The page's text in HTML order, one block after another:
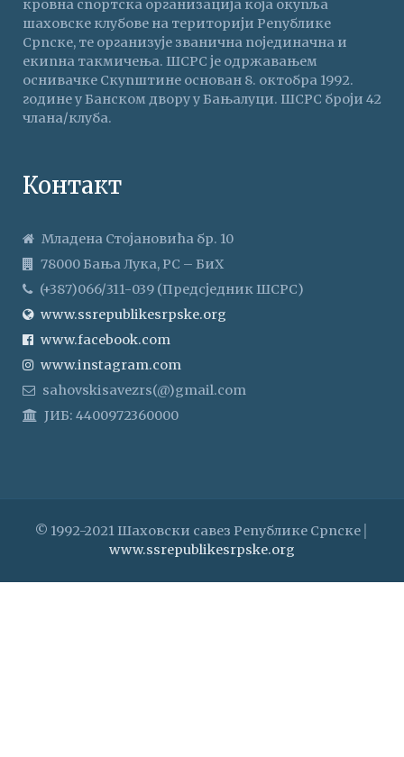
кровна спортска организација која окупља
шаховске клубове на територији Републике
Српске, те организује званична појединачна и
екипна такмичења. ШСРС је одржавањем
оснивачке Скупштине основан 8. октобра 1992.
године у Банском двору у Бањалуци. ШСРС броји 42
члана/клуба.
Контакт
Младена Стојановића бр. 10
78000 Бања Лука, РС – БиХ
(+387)066/311-039 (Предсједник ШСРС)
www.ssrepublikesrpske.org
www.facebook.com
www.instagram.com
sahovskisavezrs(@)gmail.com
ЈИБ: 4400972360000
© 1992-2021 Шаховски савез Републике Српске│
www.ssrepublikesrpske.org